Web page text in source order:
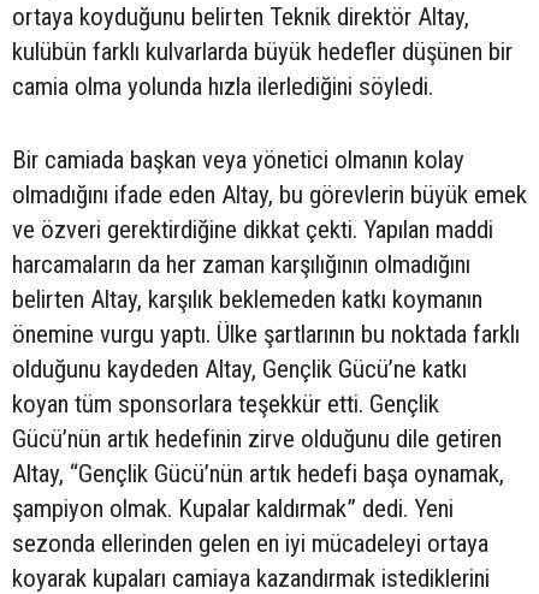
ortaya koyduğunu belirten Teknik direktör Altay,
kulübün farklı kulvarlarda büyük hedefler düşünen bir
camia olma yolunda hızla ilerlediğini söyledi.
Bir camiada başkan veya yönetici olmanın kolay
olmadığını ifade eden Altay, bu görevlerin büyük emek
ve özveri gerektirdiğine dikkat çekti. Yapılan maddi
harcamaların da her zaman karşılığının olmadığını
belirten Altay, karşılık beklemeden katkı koymanın
önemine vurgu yaptı. Ülke şartlarının bu noktada farklı
olduğunu kaydeden Altay, Gençlik Gücü’ne katkı
koyan tüm sponsorlara teşekkür etti. Gençlik
Gücü’nün artık hedefinin zirve olduğunu dile getiren
Altay, “Gençlik Gücü’nün artık hedefi başa oynamak,
şampiyon olmak. Kupalar kaldırmak” dedi. Yeni
sezonda ellerinden gelen en iyi mücadeleyi ortaya
koyarak kupaları camiaya kazandırmak istediklerini